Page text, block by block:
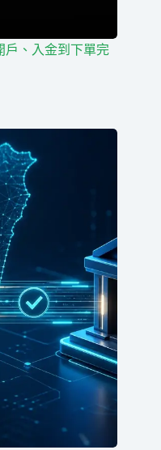
戶、入金到下單完